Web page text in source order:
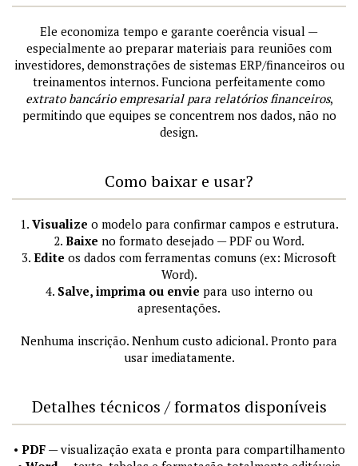
Ele economiza tempo e garante coerência visual —
especialmente ao preparar materiais para reuniões com
investidores, demonstrações de sistemas ERP/financeiros ou
treinamentos internos. Funciona perfeitamente como
extrato bancário empresarial para relatórios financeiros,
permitindo que equipes se concentrem nos dados, não no
design.
Como baixar e usar?
1. Visualize o modelo para confirmar campos e estrutura.
2. Baixe no formato desejado — PDF ou Word.
3. Edite os dados com ferramentas comuns (ex: Microsoft
Word).
4. Salve, imprima ou envie para uso interno ou
apresentações.
Nenhuma inscrição. Nenhum custo adicional. Pronto para
usar imediatamente.
Detalhes técnicos / formatos disponíveis
• PDF— visualização exata e pronta para compartilhamento